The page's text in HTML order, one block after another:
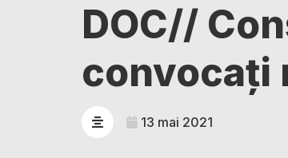
DOC//
convocați
13 mai 2021